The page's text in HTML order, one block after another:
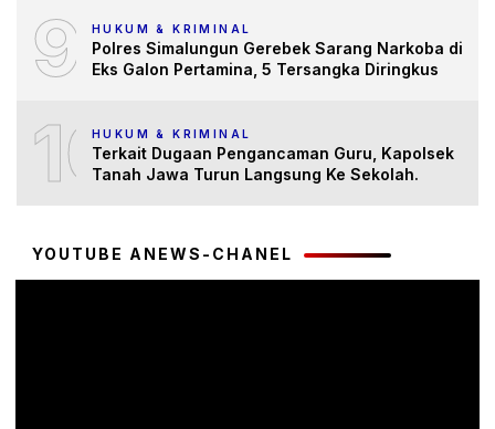
9 HUKUM & KRIMINAL
Polres Simalungun Gerebek Sarang Narkoba di
Eks Galon Pertamina, 5 Tersangka Diringkus
10HUKUM & KRIMINAL
Terkait Dugaan Pengancaman Guru, Kapolsek
Tanah Jawa Turun Langsung Ke Sekolah.
YOUTUBE ANEWS-CHANEL